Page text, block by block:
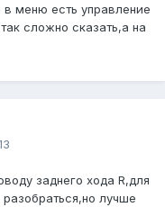
меню есть управление
сложно сказать,а на
заднего хода R,для
лучше